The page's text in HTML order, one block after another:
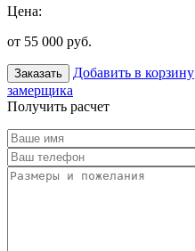
Цена:
от 55 000 руб.
Заказать Добавить в корзину
замерщика
Получить расчет